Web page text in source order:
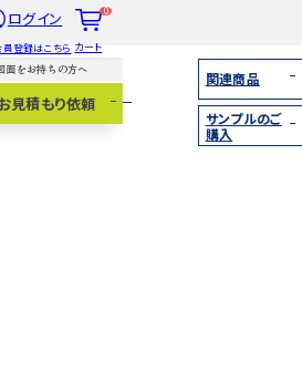
ログイン
登録はこちら カート
0
面をお持ちの方へ
見積もり依頼
関連商品
サンプルのご
購入